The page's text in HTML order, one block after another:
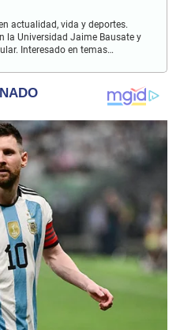
actualidad, vida y deportes.
la Universidad Jaime Bausate y
Interesado en temas
y educación.